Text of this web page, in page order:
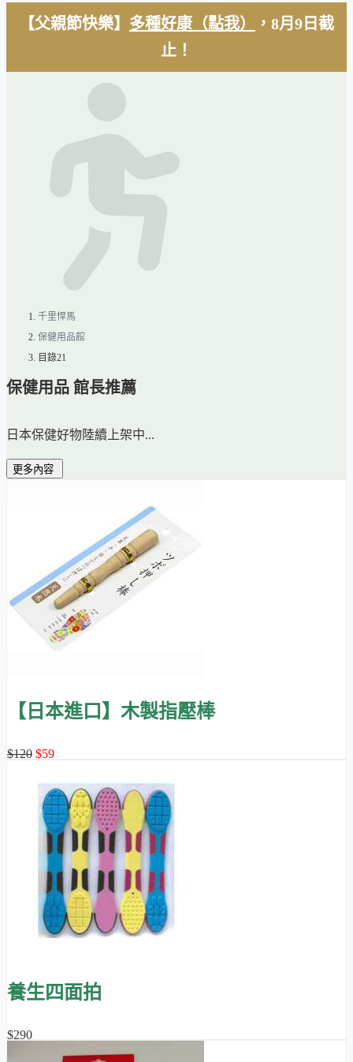
【父親節快樂】 多種好康（點我）
，8月9日截
止！
千里悍馬
保健用品館
目錄21
保健用品 館長推薦
日本保健好物陸續上架中...
更多內容
【日本進口】木製指壓棒
$120 $59
養生四面拍
$290